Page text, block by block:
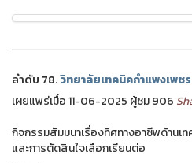
ลำดับ 78.วิทยาลัยเทคนิคกำแพงเพชร
เผยแพร่เมื่อ 11-06-2025 ผู้ชม 906
กิจกรรมสัมมนาเรื่องทิศทางอาชีพด้านเ
และการตัดสินใจเลือกเรียนต่อ